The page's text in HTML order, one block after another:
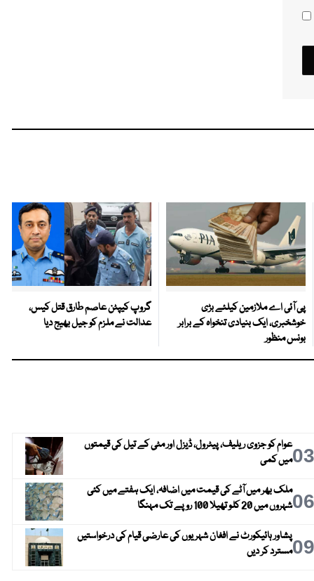
پی آئی اے ملازمین کیلئے بڑی
خوشخبری، ایک بنیادی تنخواہ کے برابر
بونس منظور
گروپ کیپٹن عاصم طارق قتل کیس،
عدالت نے ملزم کو جیل بھیج دیا
03عوام کو جزوی ریلیف، پیٹرول، ڈیزل اور مٹی کے تیل کی قیمتوں
میں کمی
06ملک بھر میں آٹے کی قیمت میں اضافہ، ایک ہفتے میں کئی
شہروں میں 20 کلو تھیلا 100 روپے تک مہنگا
09پشاور ہائیکورٹ نے افغان شہریوں کی عارضی قیام کی درخواستیں
مسترد کر دیں